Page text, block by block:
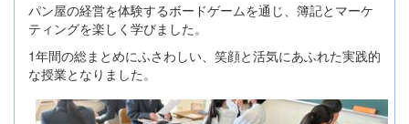
パン屋の経営を体験するボードゲームを通じ、簿記とマーケ
ティングを楽しく学びました。
1年間の総まとめにふさわしい、笑顔と活気にあふれた実践的
な授業となりました。